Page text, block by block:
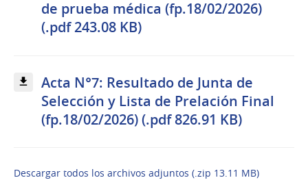
de prueba médica (fp.18/02/2026)
(.pdf 243.08 KB)
Acta N°7: Resultado de Junta de
Selección y Lista de Prelación Final
(fp.18/02/2026) (.pdf 826.91 KB)
Descargar todos los archivos adjuntos (.zip 13.11 MB)